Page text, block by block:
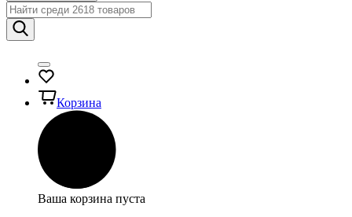
Корзина
Ваша корзина пуста